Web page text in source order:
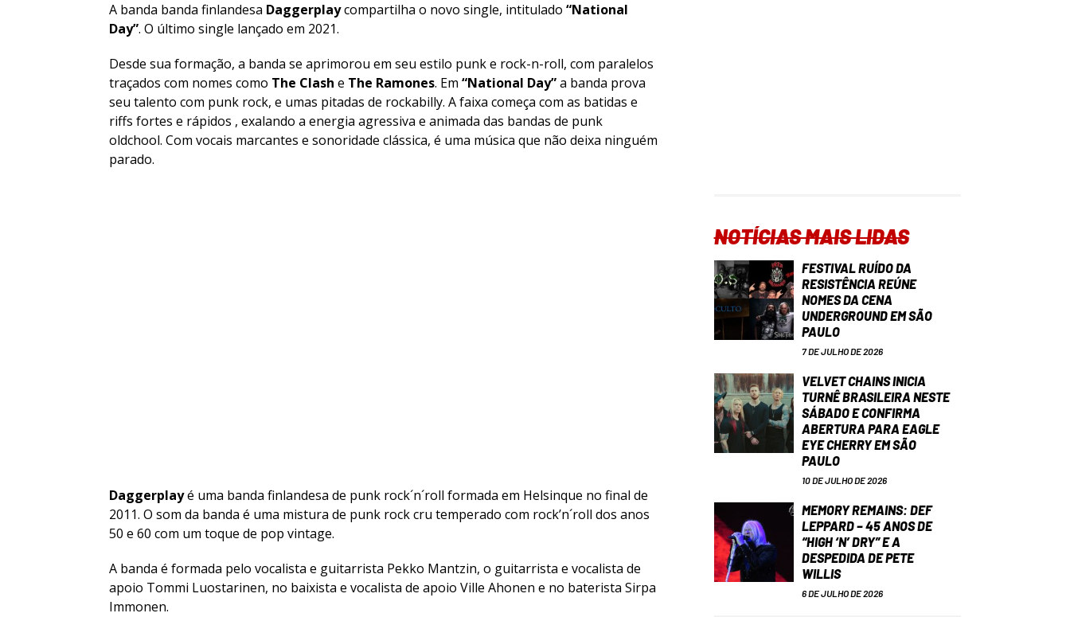
A banda banda finlandesa Daggerplaycompartilha o novo single, intitulado “National
Day”. O último single lançado em 2021.
Desde sua formação, a banda se aprimorou em seu estilo punk e rock-n-roll, com paralelos
traçados com nomes como The Clash e The Ramones. Em “National Day”a banda prova
seu talento com punk rock, e umas pitadas de rockabilly. A faixa começa com as batidas e
riffs fortes e rápidos , exalando a energia agressiva e animada das bandas de punk
oldchool. Com vocais marcantes e sonoridade clássica, é uma música que não deixa ninguém
parado.
Daggerplayé uma banda finlandesa de punk rock´n´roll formada em Helsinque no final de
2011. O som da banda é uma mistura de punk rock cru temperado com rock’n´roll dos anos
50 e 60 com um toque de pop vintage.
A banda é formada pelo vocalista e guitarrista Pekko Mantzin, o guitarrista e vocalista de
apoio Tommi Luostarinen, no baixista e vocalista de apoio Ville Ahonen e no baterista Sirpa
Immonen.
NOTÍCIAS MAIS LIDAS
FESTIVAL RUÍDO DA
RESISTÊNCIA REÚNE
NOMES DA CENA
UNDERGROUND EM SÃO
PAULO
7 DE JULHO DE 2026
VELVET CHAINS INICIA
TURNÊ BRASILEIRA NESTE
SÁBADO E CONFIRMA
ABERTURA PARA EAGLE
EYE CHERRY EM SÃO
PAULO
10 DE JULHO DE 2026
MEMORY REMAINS: DEF
LEPPARD – 45 ANOS DE
“HIGH ‘N’ DRY” E A
DESPEDIDA DE PETE
WILLIS
6 DE JULHO DE 2026